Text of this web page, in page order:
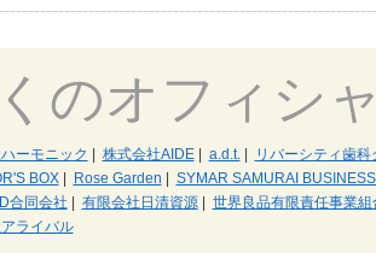
のオフィシ
ーモニック 株式会社AIDE| a.d.t.|
リバーシティ歯科
BOX| Rose Garden
SYMAR SAMURAI
合同会社
有限会社日清資源|
世界良品有限責任事業組
ライバル